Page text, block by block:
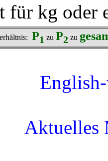
für kg oder
P1 zu P2 zu
Aktuelles